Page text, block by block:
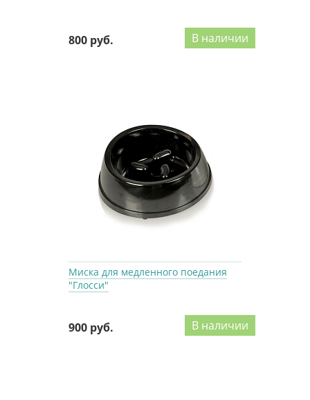
800 руб. В наличии
Миска для медленного поедания
"Глосси"
900 руб. В наличии